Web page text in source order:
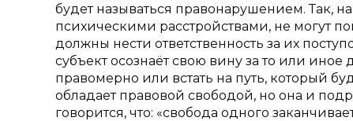
будет называться правонарушением. Так,
психическими расстройствами, не могут
должны нести ответственность за их
субъект осознаёт свою вину за то или
правомерно или встать на путь, который
обладает правовой свободой, но она и
говорится, что: «свобода одного